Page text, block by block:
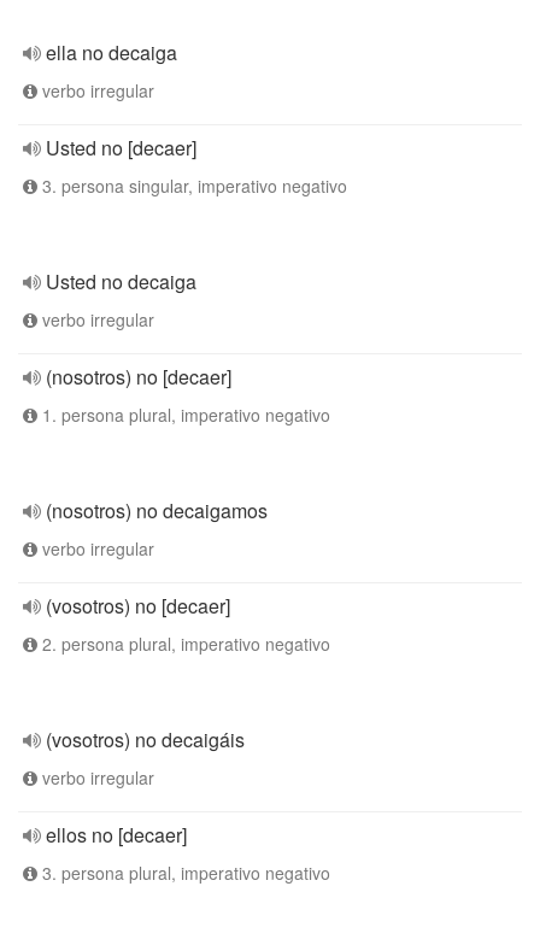
ella no decaiga
verbo irregular
Usted no [decaer]
3. persona singular, imperativo negativo
Usted no decaiga
verbo irregular
(nosotros) no [decaer]
1. persona plural, imperativo negativo
(nosotros) no decaigamos
verbo irregular
(vosotros) no [decaer]
2. persona plural, imperativo negativo
(vosotros) no decaigáis
verbo irregular
ellos no [decaer]
3. persona plural, imperativo negativo